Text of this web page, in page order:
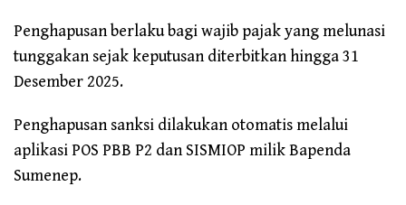
Penghapusan berlaku bagi wajib pajak yang melunasi
tunggakan sejak keputusan diterbitkan hingga 31
Desember 2025.
Penghapusan sanksi dilakukan otomatis melalui
aplikasi POS PBB P2 dan SISMIOP milik Bapenda
Sumenep.